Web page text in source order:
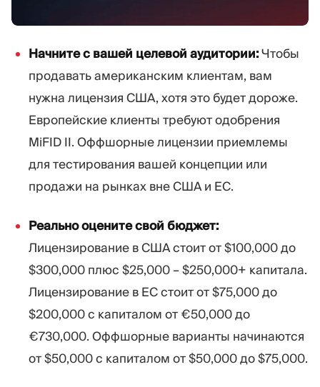
Начните с вашей целевой аудитории:Чтобы
продавать американским клиентам, вам
нужна лицензия США, хотя это будет дороже.
Европейские клиенты требуют одобрения
MiFID II. Оффшорные лицензии приемлемы
для тестирования вашей концепции или
продажи на рынках вне США и ЕС.
Реально оцените свой бюджет:
Лицензирование в США стоит от $100,000 до
$300,000 плюс $25,000 – $250,000+ капитала.
Лицензирование в ЕС стоит от $75,000 до
$200,000 с капиталом от €50,000 до
€730,000. Оффшорные варианты начинаются
от $50,000 с капиталом от $50,000 до $75,000.